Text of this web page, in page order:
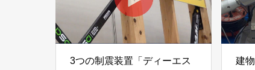
3つの制震装置「ディーエス
建